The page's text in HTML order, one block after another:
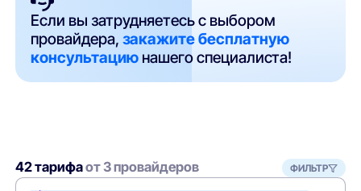
Если вы затрудняетесь с выбором
провайдера,закажите бесплатную
консультацию нашего специалиста!
42 тарифаот 3 провайдеров ФИЛЬТР